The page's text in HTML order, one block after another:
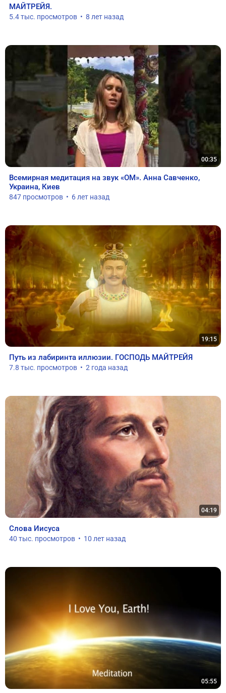
МАЙТРЕЙЯ.
5.4 тыс. просмотров  •  8 лет назад
00:35
Всемирная медитация на звук «ОМ». Анна Савченко,
Украина, Киев
847 просмотров  •  6 лет назад
19:15
Путь из лабиринта иллюзии. ГОСПОДЬ МАЙТРЕЙЯ
7.8 тыс. просмотров  •  2 года назад
04:19
Слова Иисуса
40 тыс. просмотров  •  10 лет назад
05:55